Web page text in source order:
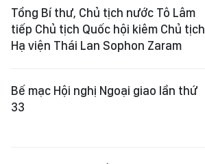
Tổng Bí thư, Chủ tịch nước Tô Lâm
tiếp Chủ tịch Quốc hội kiêm Chủ tịch
Hạ viện Thái Lan Sophon Zaram
Bế mạc Hội nghị Ngoại giao lần thứ
33